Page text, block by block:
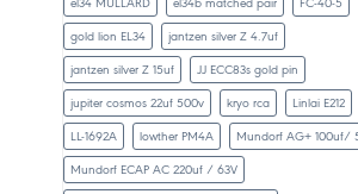
el34 MULLARD el34b matched pair FC-40-5
gold lion EL34 jantzen silver Z 4.7uf
jantzen silver Z 15uf JJ ECC83s gold pin
jupiter cosmos 22uf 500v kryo rca Linlai E212
LL-1692A lowther PM4A Mundorf AG+ 100uf/
Mundorf ECAP AC 220uf / 63V